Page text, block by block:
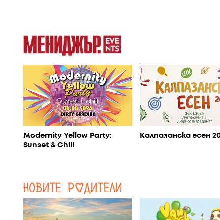
Modernity Yellow Party:
Sunset & Chill
Калпазанска есен